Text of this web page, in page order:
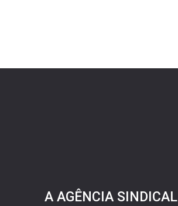
A AGÊNCIA SINDICAL